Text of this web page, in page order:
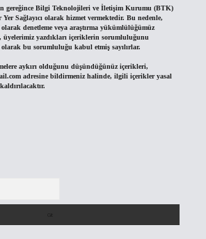
gereğince Bilgi Teknolojileri ve İletişim Kurumu (BTK)
Sağlayıcı olarak hizmet vermektedir. Bu nedenle,
denetleme veya araştırma yükümlülüğümüz
üyelerimiz yazdıkları içeriklerin sorumluluğunu
olarak bu sorumluluğu kabul etmiş sayılırlar.
aykırı olduğunu düşündüğünüz içerikleri,
adresine bildirmeniz halinde, ilgili içerikler yasal